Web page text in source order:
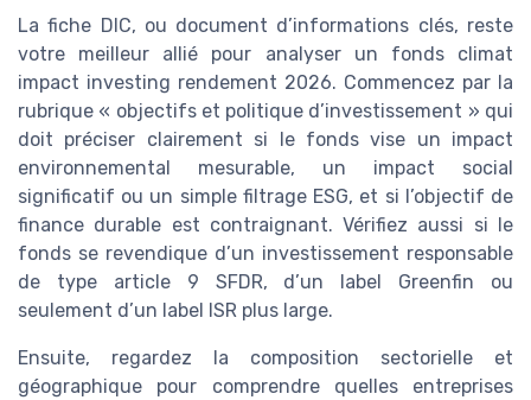
La fiche DIC, ou document d’informations clés, reste
votre meilleur allié pour analyser un fonds climat
impact investing rendement 2026. Commencez par la
rubrique « objectifs et politique d’investissement » qui
doit préciser clairement si le fonds vise un impact
environnemental mesurable, un impact social
significatif ou un simple filtrage ESG, et si l’objectif de
finance durable est contraignant. Vérifiez aussi si le
fonds se revendique d’un investissement responsable
de type article 9 SFDR, d’un label Greenfin ou
seulement d’un label ISR plus large.
Ensuite, regardez la composition sectorielle et
géographique pour comprendre quelles entreprises